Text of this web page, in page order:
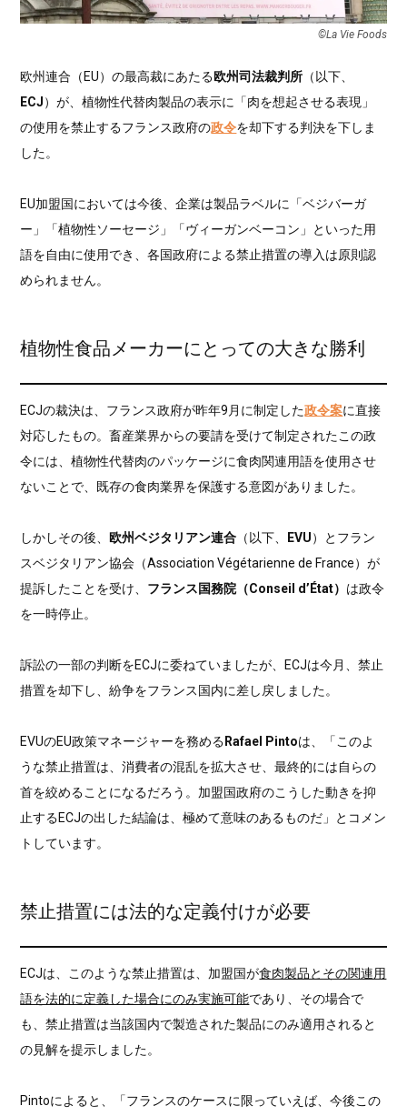
©︎La Vie Foods
欧州連合（EU）の最高裁にあたる欧州司法裁判所 （以下、
ECJ）が、植物性代替肉製品の表示に「肉を想起させる表現」
の使用を禁止するフランス政府の政令を却下する判決を下しま
した。
EU加盟国においては今後、企業は製品ラベルに「ベジバーガ
ー」「植物性ソーセージ」「ヴィーガンベーコン」といった用
語を自由に使用でき、各国政府による禁止措置の導入は原則認
められません。
植物性食品メーカーにとっての大きな勝利
ECJの裁決は、フランス政府が昨年9月に制定した政令案に直接
対応したもの。畜産業界からの要請を受けて制定されたこの政
令には、植物性代替肉のパッケージに食肉関連用語を使用させ
ないことで、既存の食肉業界を保護する意図がありました。
しかしその後、 欧州ベジタリアン連合 （以下、 EVU）とフラン
スベジタリアン協会（Association Végétarienne de France）が
提訴したことを受け、 フランス国務院（Conseil d’État） は政令
を一時停止。
訴訟の一部の判断をECJに委ねていましたが、ECJは今月、禁止
措置を却下し、紛争をフランス国内に差し戻しました。
EVUのEU政策マネージャーを務める Rafael Pintoは、「このよ
うな禁止措置は、消費者の混乱を拡大させ、最終的には自らの
首を絞めることになるだろう。加盟国政府のこうした動きを抑
止するECJの出した結論は、極めて意味のあるものだ」とコメン
トしています。
禁止措置には法的な定義付けが必要
ECJは、このような禁止措置は、加盟国が食肉製品とその関連用
語を法的に定義した場合にのみ実施可能であり、その場合で
も、禁止措置は当該国内で製造された製品にのみ適用されると
の見解を提示しました。
Pintoによると、「フランスのケースに限っていえば、今後この